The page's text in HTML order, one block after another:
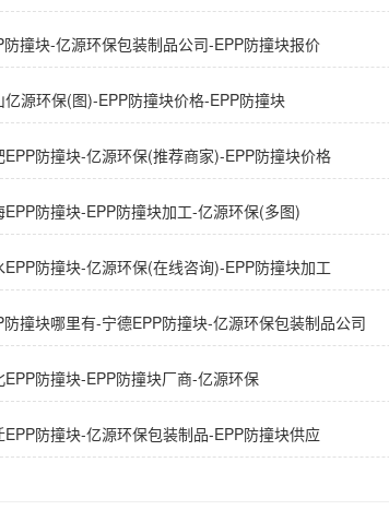
防撞块-亿源环保包装制品公司-EPP防撞块报价
亿源环保(图)-EPP防撞块价格-EPP防撞块
EPP防撞块-亿源环保(推荐商家)-EPP防撞块价格
EPP防撞块-EPP防撞块加工-亿源环保(多图)
EPP防撞块-亿源环保(在线咨询)-EPP防撞块加工
防撞块哪里有-宁德EPP防撞块-亿源环保包装制品公司
EPP防撞块-EPP防撞块厂商-亿源环保
EPP防撞块-亿源环保包装制品-EPP防撞块供应